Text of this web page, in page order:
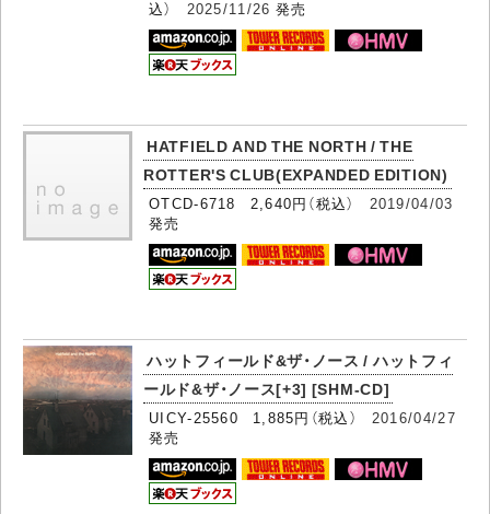
込） 2025/11/26 発売
HATFIELD AND THE NORTH / THE
ROTTER'S CLUB(EXPANDED EDITION)
OTCD-6718 2,640円（税込） 2019/04/03
発売
ハットフィールド&ザ・ノース / ハットフィ
ールド&ザ・ノース[+3] [SHM-CD]
UICY-25560 1,885円（税込） 2016/04/27
発売